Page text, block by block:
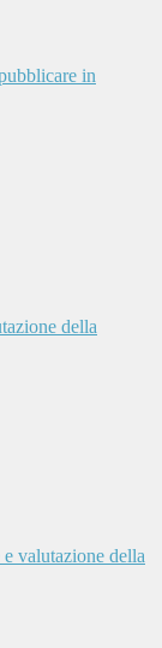
in
della
valutazione della